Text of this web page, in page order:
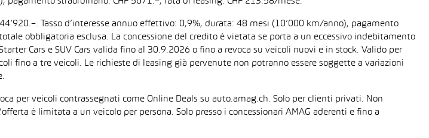
Tasso d’interesse annuo effettivo: 0,9%, durata: 48 mesi (10’000 km/anno), pagamento
obbligatoria esclusa. La concessione del credito è vietata se porta a un eccessivo indebitamento
Cars e SUV Cars valida fino al 30.9.2026 o fino a revoca su veicoli nuovi e in stock. Valido per
fino a tre veicoli. Le richieste di leasing già pervenute non potranno essere soggette a variazioni
per veicoli contrassegnati come Online Deals su auto.amag.ch. Solo per clienti privati. Non
è limitata a un veicolo per persona. Solo presso i concessionari AMAG aderenti e fino a